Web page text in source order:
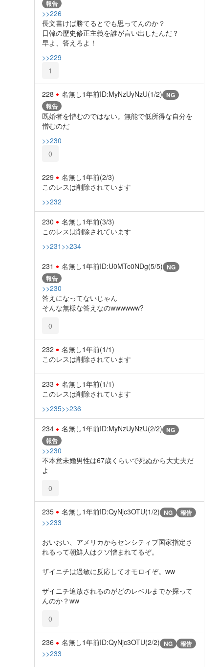
報告
>>226
長文書けば勝てるとでも思ってんのか？
日韓の歴史修正主義を誰が言い出したんだ？
早よ、答えろよ！
>>229
1
228 名無し1年前ID:MyNzUyNzU(1/2) NG
報告
既婚者を憎むのではない。無能で低所得な自分を
憎むのだ
>>230
0
229 名無し1年前(2/3)
このレスは削除されています
>>232
230 名無し1年前(3/3)
このレスは削除されています
>>231 >>234
231 名無し1年前ID:U0MTc0NDg(5/5) NG
報告
>>230
答えになってないじゃん
そんな無様な答えなのwwwwww?
0
232 名無し1年前(1/1)
このレスは削除されています
233 名無し1年前(1/1)
このレスは削除されています
>>235>>236
234 名無し1年前ID:MyNzUyNzU(2/2) NG
報告
>>230
不本意未婚男性は67歳くらいで死ぬから大丈夫だ
よ
0
235 名無し1年前ID:QyNjc3OTU(1/2) NG 報告
>>233
おいおい、アメリカからセンシティブ国家指定さ
れるって朝鮮人はクソ憎まれてるぞ。
ザイニチは過敏に反応してオモロイぞ。ww
ザイニチ追放されるのがどのレベルまでか探って
んのか？ww
0
236 名無し1年前ID:QyNjc3OTU(2/2) NG 報告
>>233